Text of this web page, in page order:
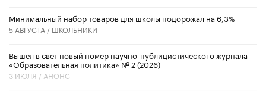
Минимальный набор товаров для школы подорожал на 6,3%
5 АВГУСТА / ШКОЛЬНИКИ
Вышел в свет новый номер научно-публицистического журнала
«Образовательная политика» № 2 (2026)
3 ИЮЛЯ / АНОНС